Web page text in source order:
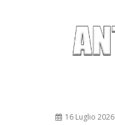
16 Luglio 2026